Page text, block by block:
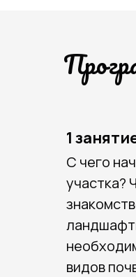
1
С чего
участка?
видов